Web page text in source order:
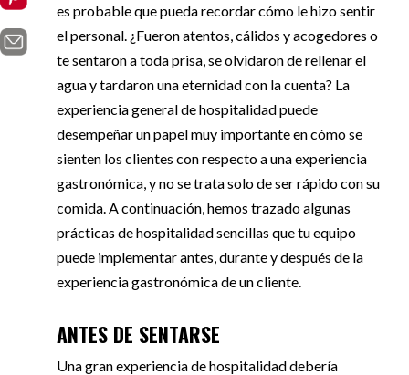
es probable que pueda recordar cómo le hizo sentir
el personal. ¿Fueron atentos, cálidos y acogedores o
te sentaron a toda prisa, se olvidaron de rellenar el
agua y tardaron una eternidad con la cuenta? La
experiencia general de hospitalidad puede
desempeñar un papel muy importante en cómo se
sienten los clientes con respecto a una experiencia
gastronómica, y no se trata solo de ser rápido con su
comida. A continuación, hemos trazado algunas
prácticas de hospitalidad sencillas que tu equipo
puede implementar antes, durante y después de la
experiencia gastronómica de un cliente.
ANTES DE SENTARSE
Una gran experiencia de hospitalidad debería